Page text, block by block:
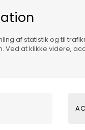
af statistik og til
Ved at klikke videre,
eller
det bliver